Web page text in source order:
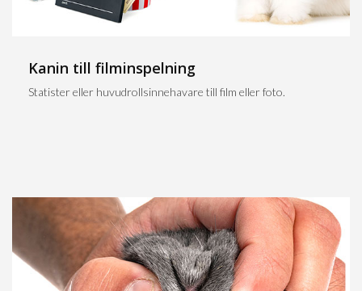
Kanin till filminspelning
Statister eller huvudrollsinnehavare till film eller foto.